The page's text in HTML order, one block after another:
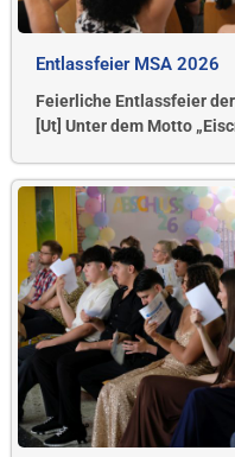
Entlassfeier MSA 2026
Feierliche Entlassfeier
[Ut] Unter dem Motto